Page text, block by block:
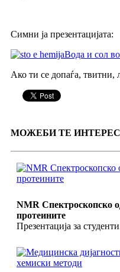
Симни ја презентацијата:
Вода и сол
Ако ти се допаѓа, твитни,
МОЖЕБИ ТЕ
NMR Спектроскопско
протеините
Презентација за